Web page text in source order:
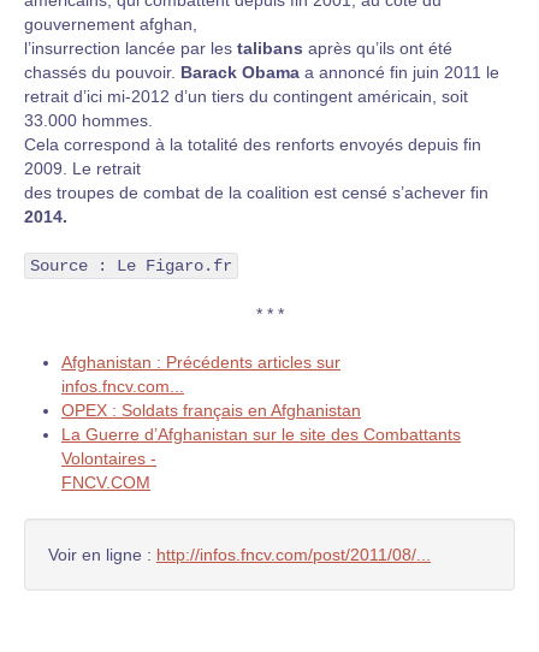
gouvernement afghan,
l’insurrection lancée par les talibans après qu’ils ont été
chassés du pouvoir. Barack Obama a annoncé fin juin 2011 le
retrait d’ici mi-2012 d’un tiers du contingent américain, soit
33.000 hommes.
Cela correspond à la totalité des renforts envoyés depuis fin
2009. Le retrait
des troupes de combat de la coalition est censé s’achever fin
2014.
Source : Le Figaro.fr
* * *
Afghanistan : Précédents articles sur
infos.fncv.com...
OPEX : Soldats français en Afghanistan
La Guerre d’Afghanistan sur le site des Combattants
Volontaires -
FNCV.COM
Voir en ligne : http://infos.fncv.com/post/2011/08/...